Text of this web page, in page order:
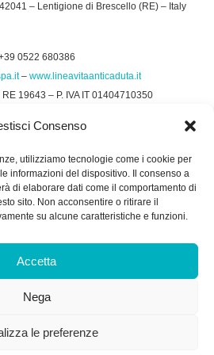
Consenso
utilizziamo tecnologie come i cookie per
informazioni del dispositivo. Il consenso a
di elaborare dati come il comportamento di
sito. Non acconsentire o ritirare il
su alcune caratteristiche e funzioni.
Accetta
Nega
le preferenze
– Lentigione di Brescello (RE) – Italy
0522 680386
– www.lineavitaanticaduta.it
19643 – P. IVA IT 01404710350
–Cookie Policy
- 13.30/17.30
- 13.30/17.00